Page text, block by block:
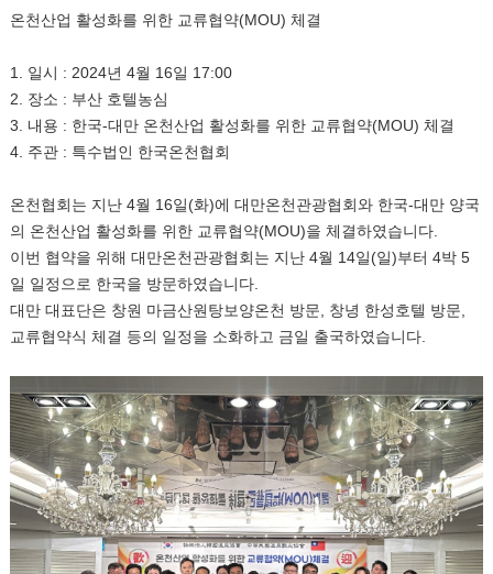
온천산업 활성화를 위한 교류협약(MOU) 체결
1. 일시 : 2024년 4월 16일 17:00
2. 장소 : 부산 호텔농심
3. 내용 : 한국-대만 온천산업 활성화를 위한 교류협약(MOU) 체결
4. 주관 : 특수법인 한국온천협회
온천협회는 지난 4월 16일(화)에 대만온천관광협회와 한국-대만 양국
의 온천산업 활성화를 위한 교류협약(MOU)을 체결하였습니다.
이번 협약을 위해 대만온천관광협회는 지난 4월 14일(일)부터 4박 5
일 일정으로 한국을 방문하였습니다.
대만 대표단은 창원 마금산원탕보양온천 방문, 창녕 한성호텔 방문,
교류협약식 체결 등의 일정을 소화하고 금일 출국하였습니다.